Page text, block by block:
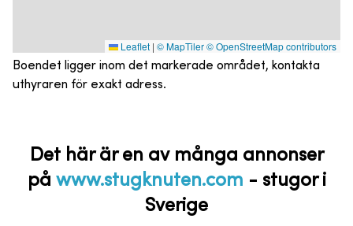
Leaflet | © MapTiler© OpenStreetMap contributors
Boendet ligger inom det markerade området, kontakta
uthyraren för exakt adress.
Det här är en av många annonser
på www.stugknuten.com - stugor i
Sverige